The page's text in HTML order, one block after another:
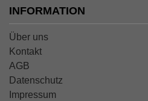
INFORMATION
Über uns
Kontakt
AGB
Datenschutz
Impressum